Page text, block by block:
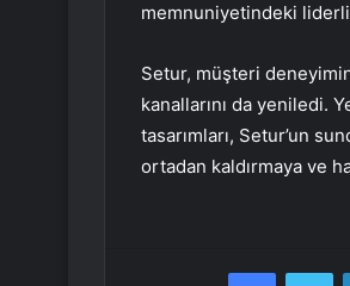
memnuniyetindeki
Setur, müşteri
kanallarını da yeniledi.
tasarımları, Setur’un
ortadan kaldırmaya ve
Facebook